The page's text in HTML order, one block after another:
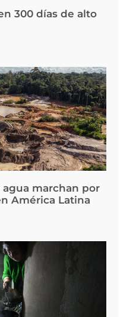
300 días de alto
marchan por
América Latina